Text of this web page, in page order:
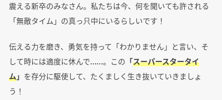
震える新卒のみなさん。私たちは今、何を聞いても許される
「無敵タイム」の真っ只中にいるらしいです！
伝える力を磨き、勇気を持って「わかりません」と言い、そ
して時には適度に休んで……。この 「スーパースタータイ
ム」 を存分に駆使して、たくましく生き抜いていきましょ
う！